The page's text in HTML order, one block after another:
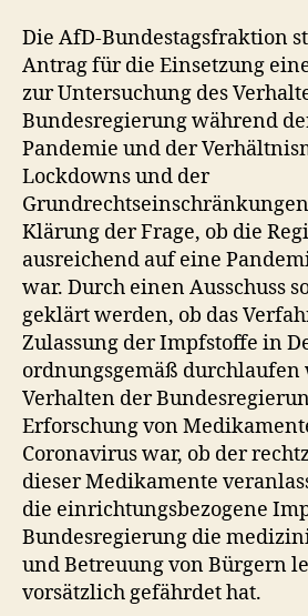
Die AfD-Bundestagsfraktion
Antrag für die Einsetzung
zur Untersuchung des
Bundesregierung während
Pandemie und der
Lockdowns und der
Klärung der Frage, ob die
ausreichend auf eine
war. Durch einen Ausschuss
geklärt werden, ob das
Zulassung der Impfstoffe in
ordnungsgemäß durchlaufen
Verhalten der
Erforschung von
Coronavirus war, ob der
dieser Medikamente
die einrichtungsbezogene
Bundesregierung die
und Betreuung von Bürgern
vorsätzlich gefährdet hat.